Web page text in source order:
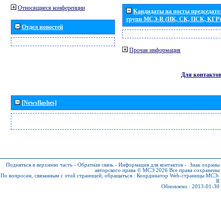
Относящиеся конференции
Отдел новостей
Кандидаты на посты
групп МСЭ-R (ИК, СК, ПСК, КГР)
Прочая информация
Для контактов
[Newsflashes]
Подняться в верхнюю часть - Обратная связь - Информация для контактов - Знак охраны
авторского права © МСЭ 2026 Все права сохранены
По вопросам, связанным с этой страницей, обращаться : Координатор Web-страницы МСЭ-
R
Обновлено : 2013-01-30